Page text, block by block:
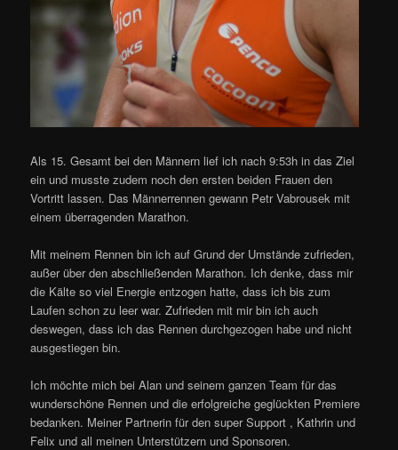
Als 15. Gesamt bei den Männern lief ich nach 9:53h in das Ziel
ein und musste zudem noch den ersten beiden Frauen den
Vortritt lassen. Das Männerrennen gewann Petr Vabrousek mit
einem überragenden Marathon.
Mit meinem Rennen bin ich auf Grund der Umstände zufrieden,
außer über den abschließenden Marathon. Ich denke, dass mir
die Kälte so viel Energie entzogen hatte, dass ich bis zum
Laufen schon zu leer war. Zufrieden mit mir bin ich auch
deswegen, dass ich das Rennen durchgezogen habe und nicht
ausgestiegen bin.
Ich möchte mich bei Alan und seinem ganzen Team für das
wunderschöne Rennen und die erfolgreiche geglückten Premiere
bedanken. Meiner Partnerin für den super Support , Kathrin und
Felix und all meinen Unterstützern und Sponsoren.